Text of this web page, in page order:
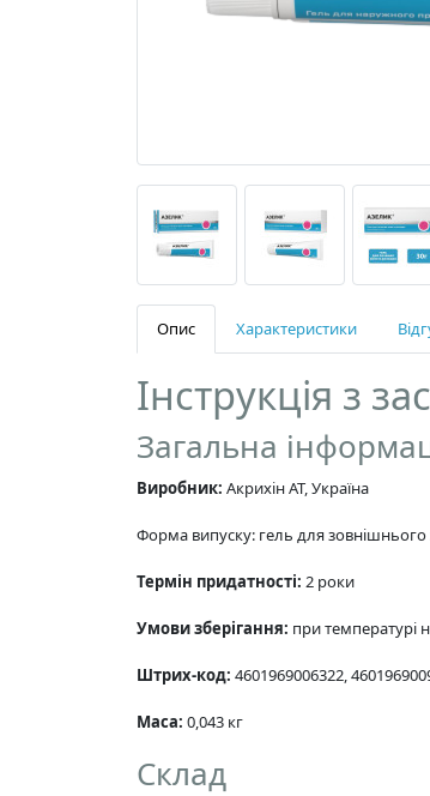
Опис Характеристики
Інструкція з
Загальна
Виробник: Акрихін АТ, Україна
Форма випуску: гель для зовнішнього
Термін придатності: 2 роки
Умови зберігання: при температурі
Штрих-код: 4601969006322,
Маса: 0,043 кг
Склад